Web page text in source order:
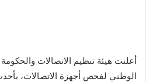
أعلنت هيئة تنظيم الاتصالات
الوطني لفحص أجهزة الاتصالات،